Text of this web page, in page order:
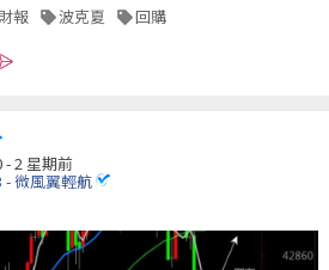
報 波克夏 回購
2 星期前
- 微風翼輕航